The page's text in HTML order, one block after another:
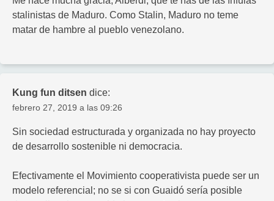
stalinistas de Maduro. Como Stalin, Maduro no teme
matar de hambre al pueblo venezolano.
Kung fun ditsen dice:
febrero 27, 2019 a las 09:26
Sin sociedad estructurada y organizada no hay proyecto
de desarrollo sostenible ni democracia.
Efectivamente el Movimiento cooperativista puede ser un
modelo referencial; no se si con Guaidó sería posible